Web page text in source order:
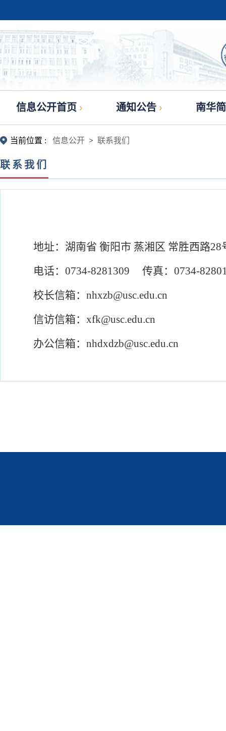
信息公开首页 通知公告 南华
当前位置 : 信息公开 > 联系我们
联系我们
地址：湖南省 衡阳市 蒸湘区 常胜西路
电话：0734-8281309 传真：0734-
校长信箱：nhxzb@usc.edu.cn
信访信箱：xfk@usc.edu.cn
办公信箱：nhdxdzb@usc.edu.cn